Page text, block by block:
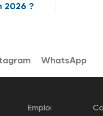
2026 ?
WhatsApp
Emploi